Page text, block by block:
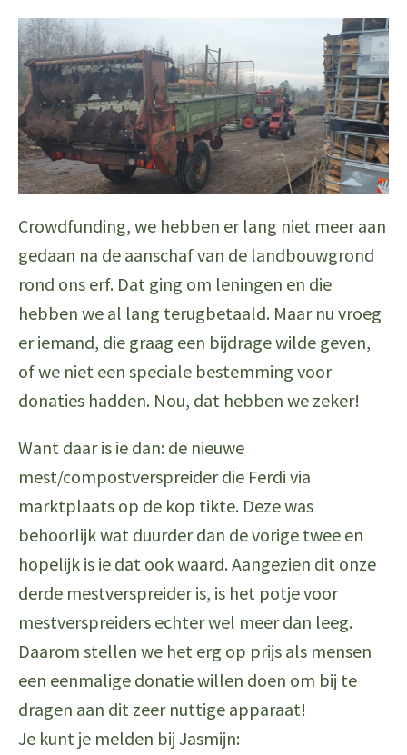
Crowdfunding, we hebben er lang niet meer aan
gedaan na de aanschaf van de landbouwgrond
rond ons erf. Dat ging om leningen en die
hebben we al lang terugbetaald. Maar nu vroeg
er iemand, die graag een bijdrage wilde geven,
of we niet een speciale bestemming voor
donaties hadden. Nou, dat hebben we zeker!
Want daar is ie dan: de nieuwe
mest/compostverspreider die Ferdi via
marktplaats op de kop tikte. Deze was
behoorlijk wat duurder dan de vorige twee en
hopelijk is ie dat ook waard. Aangezien dit onze
derde mestverspreider is, is het potje voor
mestverspreiders echter wel meer dan leeg.
Daarom stellen we het erg op prijs als mensen
een eenmalige donatie willen doen om bij te
dragen aan dit zeer nuttige apparaat!
Je kunt je melden bij Jasmijn: